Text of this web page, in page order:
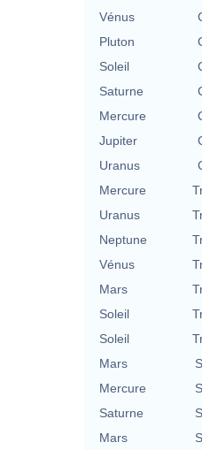
Vénus
Pluton
Soleil
Saturne
Mercure
Jupiter
Uranus
Mercure
Uranus
Neptune
Vénus
Mars
Soleil
Soleil
Mars
Mercure
Saturne
Mars